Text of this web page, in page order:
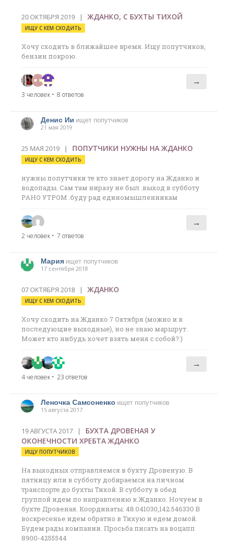
20 ОКТЯБРЯ 2019 | ЖДАНКО, С БУХТЫ ТИХОЙ
ИЩУ С КЕМ СХОДИТЬ
Хочу сходить в ближайшее время. Ищу попутчиков,
бензин покрою.
3 человек • 8 ответов
→
Денис Ии ищет попутчиков
21 мая 2019
25 МАЯ 2019 | ПОПУТЧИКИ НУЖНЫ НА ЖДАНКО
ИЩУ С КЕМ СХОДИТЬ
нужны попутчики те кто знает дорогу на Жданко и
водопады. Сам там ниразу не был .выход в субботу
РАНО УТРОМ .буду рад единомышленникам
2 человек • 7 ответов
→
Мария ищет попутчиков
17 сентября 2018
07 ОКТЯБРЯ 2018 | ЖДАНКО
ИЩУ С КЕМ СХОДИТЬ
Хочу сходить на Жданко 7 Октября (можно и в
последующие выходные), но не знаю маршрут.
Может кто нибудь хочет взять меня с собой?:)
4 человек • 23 ответов
→
Леночка Самсоненко ищет попутчиков
15 августа 2017
19 АВГУСТА 2017 | БУХТА ДРОВЕНАЯ У
ОКОНЕЧНОСТИ ХРЕБТА ЖДАНКО
ИЩУ ПОПУТЧИКОВ
На выходных отправляемся в бухту Дровеную. В
пятницу или в субботу добираемся на личном
транспорте до бухты Тихой. В субботу в обед
группой идем по направлению к Жданко. Ночуем в
бухте Дровеная. Координаты: 48.041030,142.546330 В
воскресенье идем обратно в Тихую и едем домой.
Будем рады компании. Просьба писать на воцапп
8900-4255544